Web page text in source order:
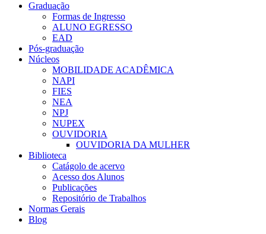
Graduação
Formas de Ingresso
ALUNO EGRESSO
EAD
Pós-graduação
Núcleos
MOBILIDADE ACADÊMICA
NAPI
FIES
NEA
NPJ
NUPEX
OUVIDORIA
OUVIDORIA DA MULHER
Biblioteca
Catágolo de acervo
Acesso dos Alunos
Publicações
Repositório de Trabalhos
Normas Gerais
Blog